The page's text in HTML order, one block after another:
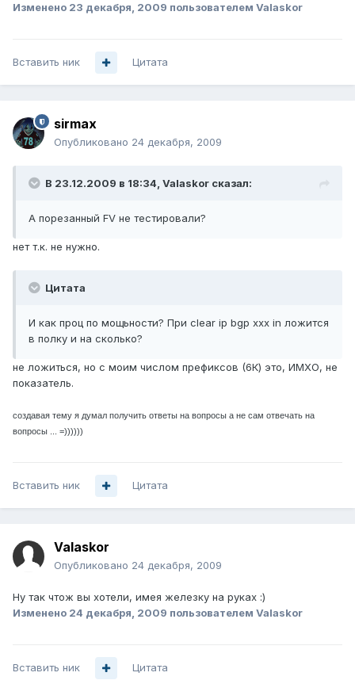
Изменено 23 декабря, 2009 пользователем Valaskor
Вставить ник Цитата
sirmax
Опубликовано 24 декабря, 2009
В 23.12.2009 в 18:34, Valaskor сказал:
А порезанный FV не тестировали?
нет т.к. не нужно.
Цитата
И как проц по мощьности? При clear ip bgp xxx in ложится
в полку и на сколько?
не ложиться, но с моим числом префиксов (6К) это, ИМХО, не
показатель.
создавая тему я думал получить ответы на вопросы а не сам отвечать на
вопросы ... =))))))
Вставить ник Цитата
Valaskor
Опубликовано 24 декабря, 2009
Ну так чтож вы хотели, имея железку на руках :)
Изменено 24 декабря, 2009 пользователем Valaskor
Вставить ник Цитата